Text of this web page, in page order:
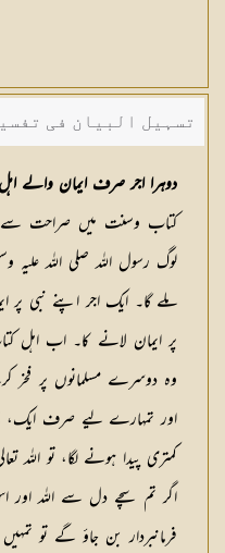
تسہیل البیان فی
شکیلہ بنت میاں فضل
دوہرا اجر صرف ایمان والے
کتاب وسنت میں صراحت سے
لوگ رسول اللہ صلی اللہ علیہ
ملے گا۔ ایک اجر اپنے نبی پر
پر ایمان لانے کا۔ اب اہل
وہ دوسرے مسلمانوں پر فخر
اور تمہارے لیے صرف ایک،
کمتری پیدا ہونے لگا، تو اللہ
اگر تم سچے دل سے اللہ اور
فرمانبردار بن جاؤ گے تو